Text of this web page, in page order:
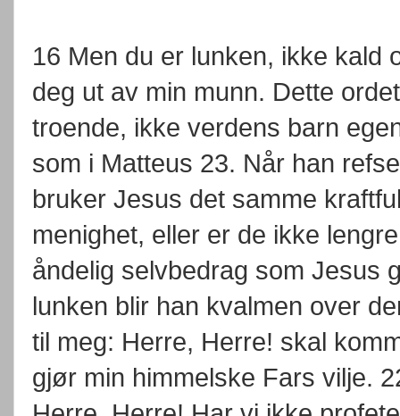
16 Men du er lunken, ikke kald
deg ut av min munn. Dette
troende, ikke verdens barn
som i Matteus 23. Når han
bruker Jesus det samme
menighet, eller er de ikke
åndelig selvbedrag som Jesus
lunken blir han kvalmen over
til meg: Herre, Herre! skal
gjør min himmelske Fars vilje.